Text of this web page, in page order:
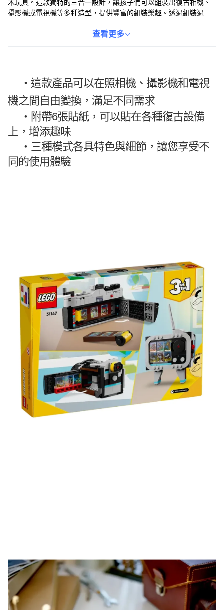
木玩具。這款獨特的三合一設計，讓孩子們可以組裝出復古相機、
攝影機或電視機等多種造型，提供豐富的組裝樂趣。透過組裝過
想像力。完成後的模型，更可作為獨特的擺設，為生活增添一份復
查看更多
・這款產品可以在照相機、攝影機和電視
機之間自由變換，滿足不同需求
・ 附帶6張貼紙，可以貼在各種復古設備
上，增添趣味
・ 三種模式各具特色與細節，讓您享受不
同的使用體驗